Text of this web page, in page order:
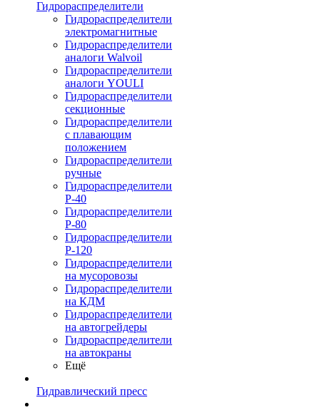
Гидрораспределители
Гидрораспределители
электромагнитные
Гидрораспределители
аналоги Walvoil
Гидрораспределители
аналоги YOULI
Гидрораспределители
секционные
Гидрораспределители
с плавающим
положением
Гидрораспределители
ручные
Гидрораспределители
Р-40
Гидрораспределители
Р-80
Гидрораспределители
Р-120
Гидрораспределители
на мусоровозы
Гидрораспределители
на КДМ
Гидрораспределители
на автогрейдеры
Гидрораспределители
на автокраны
Ещё
Гидравлический пресс